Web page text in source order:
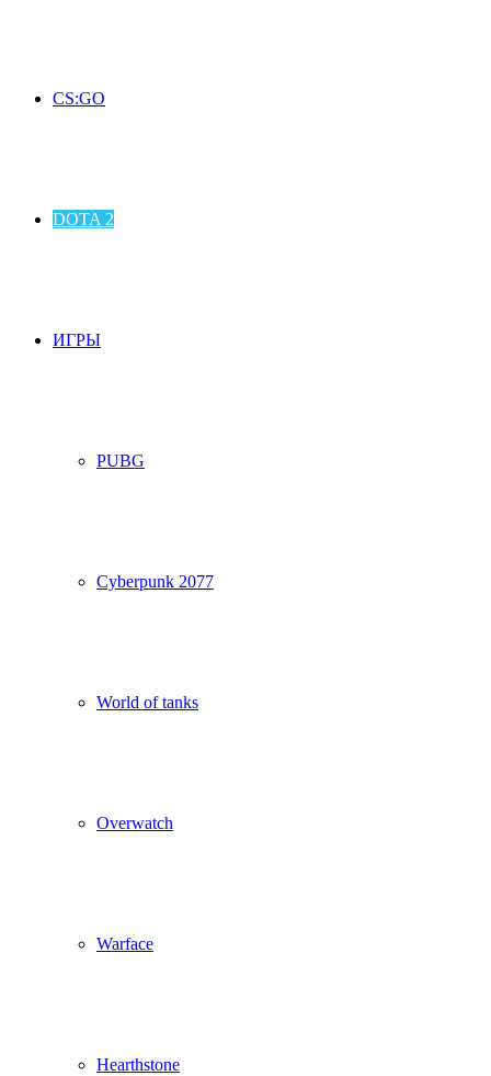
CS:GO
DOTA 2
ИГРЫ
PUBG
Cyberpunk 2077
World of tanks
Overwatch
Warface
Hearthstone